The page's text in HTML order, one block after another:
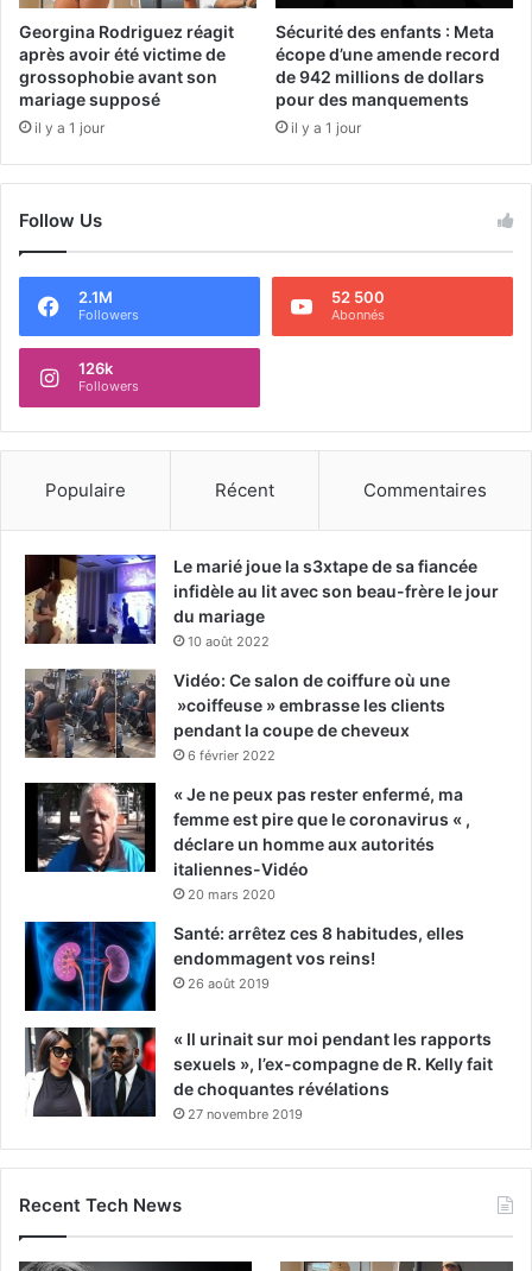
Georgina Rodriguez réagit
après avoir été victime de
grossophobie avant son
mariage supposé
il y a 1 jour
Sécurité des enfants : Meta
écope d’une amende record
de 942 millions de dollars
pour des manquements
il y a 1 jour
Follow Us
2.1M
Followers
52 500
Abonnés
126k
Followers
Populaire Récent Commentaires
Le marié joue la s3xtape de sa fiancée
infidèle au lit avec son beau-frère le jour
du mariage
10 août 2022
Vidéo: Ce salon de coiffure où une
»coiffeuse » embrasse les clients
pendant la coupe de cheveux
6 février 2022
« Je ne peux pas rester enfermé, ma
femme est pire que le coronavirus « ,
déclare un homme aux autorités
italiennes-Vidéo
20 mars 2020
Santé: arrêtez ces 8 habitudes, elles
endommagent vos reins!
26 août 2019
« Il urinait sur moi pendant les rapports
sexuels », l’ex-compagne de R. Kelly fait
de choquantes révélations
27 novembre 2019
Recent Tech News